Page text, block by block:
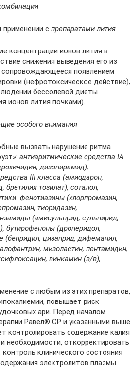
с препаратами лития
концентрации ионов лития в
снижения выведения его из
сопровождающееся появлением
(нефротоксическое действие),
бессолевой диеты
ионов лития почками).
особого внимания
вызвать нарушение ритма
антиаритмические средства IA
дизопирамид),
III класса (амиодарон,
бретилия тозилат), соталол,
фенотиазины (хлорпромазин,
тиоридазин,
(амисульприд, сульпирид,
бутирофеноны (дроперидол,
(бепридил, цизаприд, дифеманил,
мизоластин, пентамидин,
винкамин (в/в),
с любым из этих препаратов,
повышает риск
ари. Перед началом
Равел® CP и указанными выше
контролировать содержание калия
необходимости, откорректировать
контроль клинического состояния
электролитов плазмы